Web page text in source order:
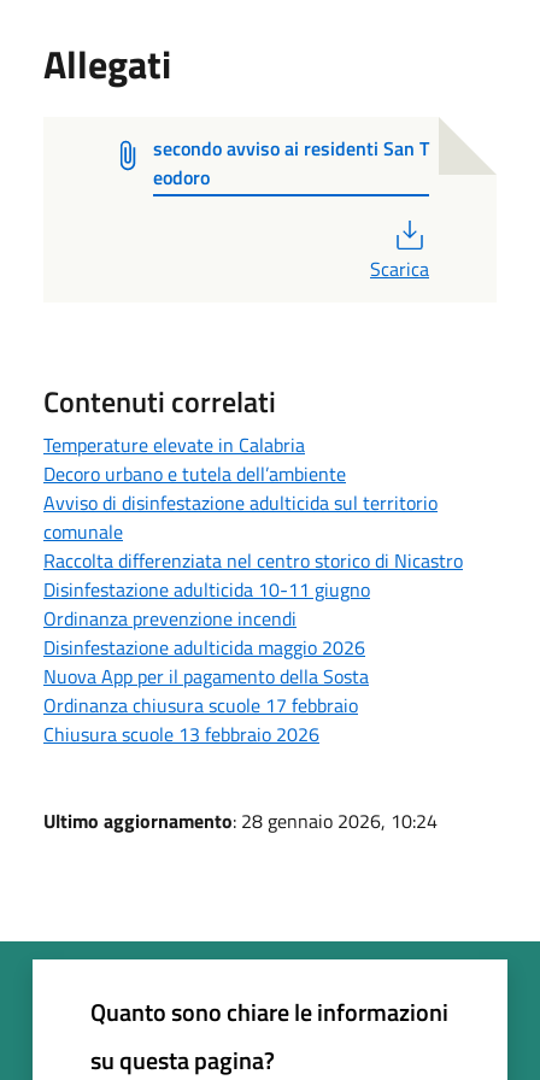
Allegati
secondo avviso ai residenti San T
eodoro
Scarica
Contenuti correlati
Temperature elevate in Calabria
Decoro urbano e tutela dell’ambiente
Avviso di disinfestazione adulticida sul territorio
comunale
Raccolta differenziata nel centro storico di Nicastro
Disinfestazione adulticida 10-11 giugno
Ordinanza prevenzione incendi
Disinfestazione adulticida maggio 2026
Nuova App per il pagamento della Sosta
Ordinanza chiusura scuole 17 febbraio
Chiusura scuole 13 febbraio 2026
Ultimo aggiornamento: 28 gennaio 2026, 10:24
Quanto sono chiare le informazioni
su questa pagina?